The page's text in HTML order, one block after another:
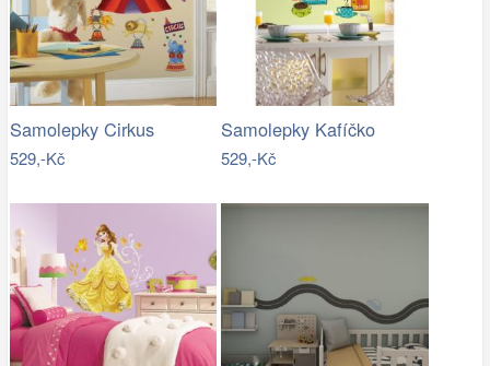
Samolepky Cirkus
529,-Kč
Samolepky Kafíčko
529,-Kč